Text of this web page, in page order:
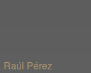
Raúl Pérez